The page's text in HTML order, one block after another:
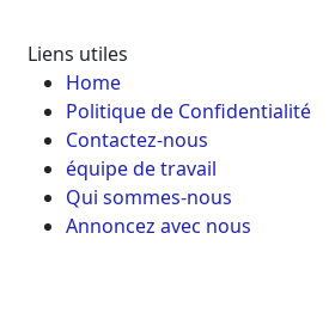
Liens utiles
Home
Politique de Confidentialité
Contactez-nous
équipe de travail
Qui sommes-nous
Annoncez avec nous